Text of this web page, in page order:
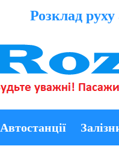
Розклад руху
Автостанції